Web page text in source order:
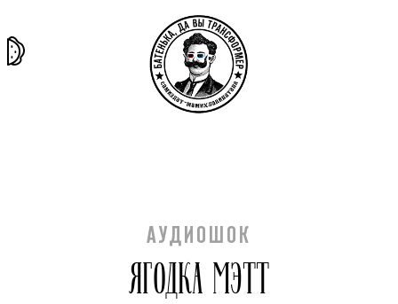
АУДИОШОК
ЯГОДКА МЭТТ